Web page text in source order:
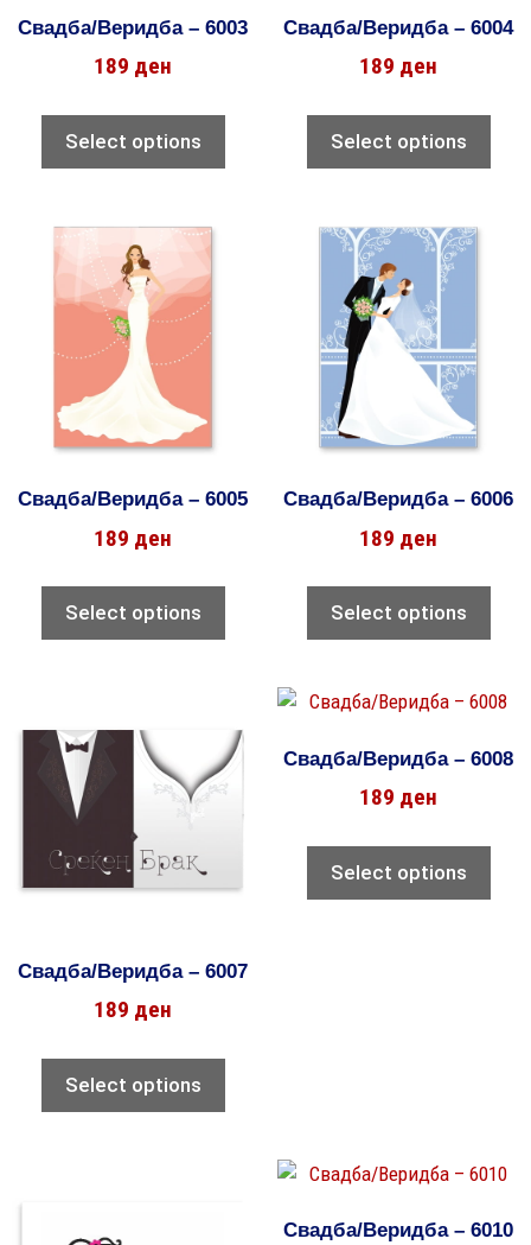
Свадба/Веридба – 6003
189 ден
Select options
Свадба/Веридба – 6004
189 ден
Select options
Свадба/Веридба – 6005
189 ден
Select options
Свадба/Веридба – 6006
189 ден
Select options
Свадба/Веридба – 6007
189 ден
Select options
Свадба/Веридба – 6008
189 ден
Select options
Свадба/Веридба – 6010